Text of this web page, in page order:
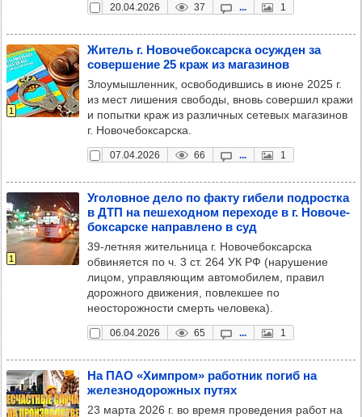
20.04.2026 37 ... 1
1
Житель г. Ново­че­бок­сар­ска осуж­ден за
совер­ше­ние 25 краж из мага­зи­нов
Злоумышленник, освободившись в июне 2025 г.
из мест лишения свободы, вновь совершил кражи
и попытки краж из различных сетевых магазинов
г. Новочебоксарска.
07.04.2026 66 ... 1
1
Уго­лов­ное дело по факту гибели под­рос­тка
в ДТП на пеше­ход­ном пере­ходе в г. Ново­че­
бок­сар­ске нап­рав­лено в суд
39-летняя жительница г. Новочебоксарска
обвиняется по ч. 3 ст. 264 УК РФ (нарушение
лицом, управляющим автомобилем, правил
дорожного движения, повлекшее по
неосторожности смерть человека).
06.04.2026 65 ... 1
На ПАО «Хим­пром» работ­ник погиб на
желез­но­до­рож­ных путях
23 марта 2026 г. во время проведения работ на